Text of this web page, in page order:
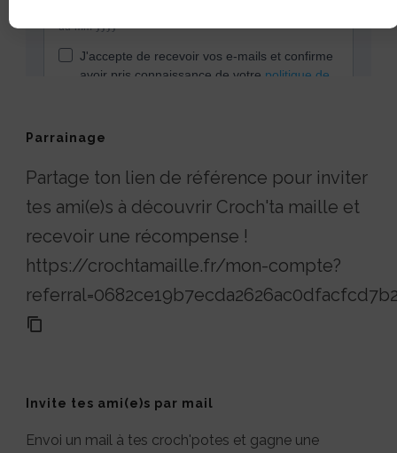
Parrainage
Partage ton lien de référence pour inviter
tes ami(e)s à découvrir Croch'ta maille et
recevoir une récompense !
https://crochtamaille.fr/mon-compte?
Invite tes ami(e)s par mail
Envoi un mail à tes croch'potes et gagne une